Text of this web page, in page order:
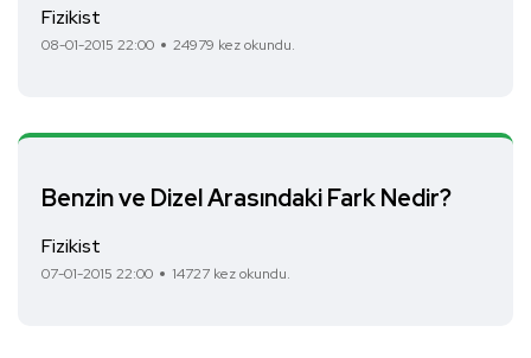
Fizikist
08-01-2015 22:00 24979 kez okundu.
Benzin ve Dizel Arasındaki Fark Nedir?
Fizikist
07-01-2015 22:00 14727 kez okundu.